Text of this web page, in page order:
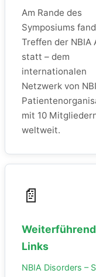
Am Rande des
Symposiums
Treffen der NBIA
statt – dem
internationalen
Netzwerk von
mit 10
weltweit.
📄
Links
NBIA Disorders –